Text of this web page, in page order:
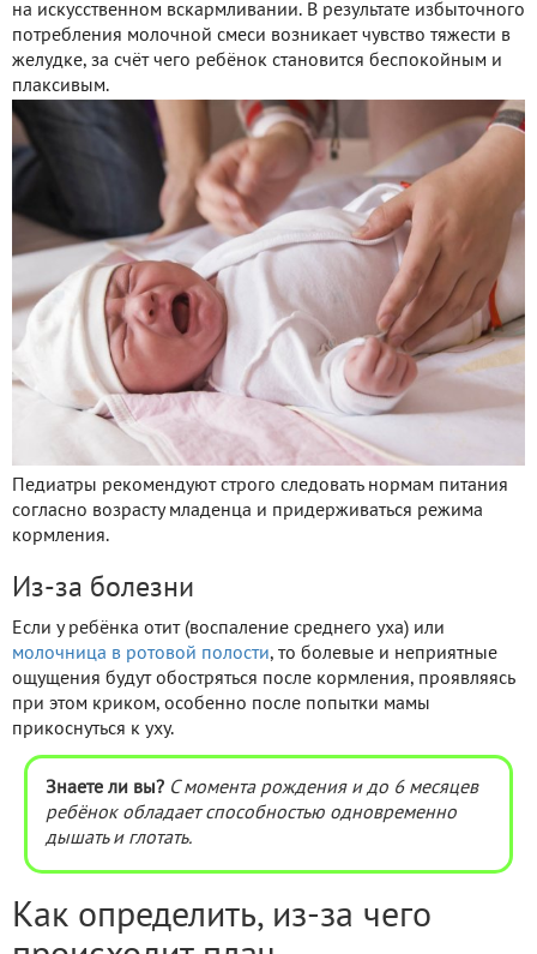
на искусственном вскармливании. В результате избыточного
потребления молочной смеси возникает чувство тяжести в
желудке, за счёт чего ребёнок становится беспокойным и
плаксивым.
Педиатры рекомендуют строго следовать нормам питания
согласно возрасту младенца и придерживаться режима
кормления.
Из-за болезни
Если у ребёнка отит (воспаление среднего уха) или
молочница в ротовой полости, то болевые и неприятные
ощущения будут обостряться после кормления, проявляясь
при этом криком, особенно после попытки мамы
прикоснуться к уху.
Знаете ли вы? С момента рождения и до 6 месяцев
ребёнок обладает способностью одновременно
дышать и глотать.
Как определить, из-за чего